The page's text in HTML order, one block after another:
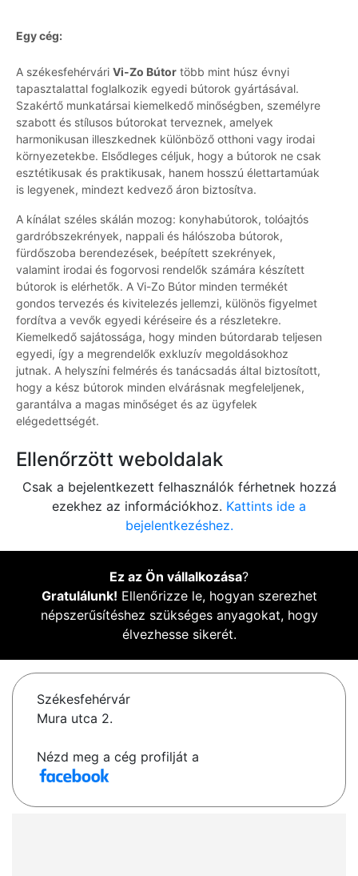
Egy cég:
A székesfehérvári Vi-Zo Bútor több mint húsz évnyi
tapasztalattal foglalkozik egyedi bútorok gyártásával.
Szakértő munkatársai kiemelkedő minőségben, személyre
szabott és stílusos bútorokat terveznek, amelyek
harmonikusan illeszkednek különböző otthoni vagy irodai
környezetekbe. Elsődleges céljuk, hogy a bútorok ne csak
esztétikusak és praktikusak, hanem hosszú élettartamúak
is legyenek, mindezt kedvező áron biztosítva.
A kínálat széles skálán mozog: konyhabútorok, tolóajtós
gardróbszekrények, nappali és hálószoba bútorok,
fürdőszoba berendezések, beépített szekrények,
valamint irodai és fogorvosi rendelők számára készített
bútorok is elérhetők. A Vi-Zo Bútor minden termékét
gondos tervezés és kivitelezés jellemzi, különös figyelmet
fordítva a vevők egyedi kéréseire és a részletekre.
Kiemelkedő sajátossága, hogy minden bútordarab teljesen
egyedi, így a megrendelők exkluzív megoldásokhoz
jutnak. A helyszíni felmérés és tanácsadás által biztosított,
hogy a kész bútorok minden elvárásnak megfeleljenek,
garantálva a magas minőséget és az ügyfelek
elégedettségét.
Ellenőrzött weboldalak
Csak a bejelentkezett felhasználók férhetnek hozzá
ezekhez az információkhoz. Kattints ide a
bejelentkezéshez.
Ez az Ön vállalkozása?
Gratulálunk! Ellenőrizze le, hogyan szerezhet
népszerűsítéshez szükséges anyagokat, hogy
élvezhesse sikerét.
Székesfehérvár
Mura utca 2.
Nézd meg a cég profilját a